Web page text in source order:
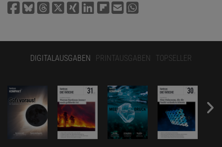
DIGITALAUSGABEN PRINTAUSGABEN TOPSELLER